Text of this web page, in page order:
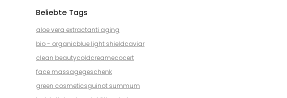
Beliebte Tags
aloe vera extractanti aging
bio - organicblue light shieldcaviar
clean beautycoldcreamecocert
face massagegeschenk
green cosmeticsguinot summum